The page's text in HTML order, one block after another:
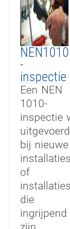
NEN1010
-
inspectie
Een NEN
1010-
inspectie
uitgevoerd
bij nieuwe
installaties
of
installaties
die
ingrijpend